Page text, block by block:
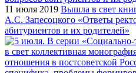
11 июля 2019 Вышла в свет
А.С. Запесоцкого «Ответы
абитуриентов и их родителей»